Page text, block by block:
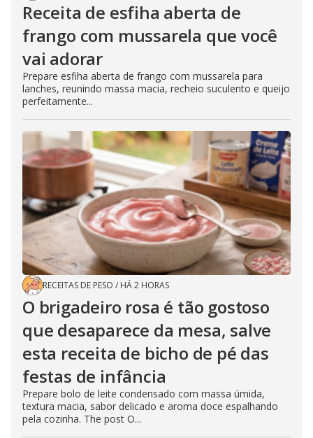
Receita de esfiha aberta de
frango com mussarela que você
vai adorar
Prepare esfiha aberta de frango com mussarela para
lanches, reunindo massa macia, recheio suculento e queijo
perfeitamente...
RECEITAS DE PESO / HÁ 2 HORAS
O brigadeiro rosa é tão gostoso
que desaparece da mesa, salve
esta receita de bicho de pé das
festas de infância
Prepare bolo de leite condensado com massa úmida,
textura macia, sabor delicado e aroma doce espalhando
pela cozinha. The post O...